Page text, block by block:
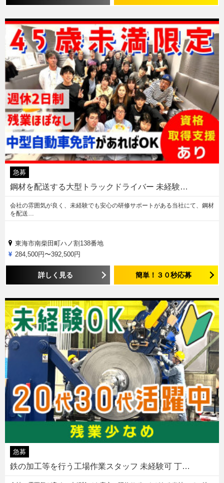
急募
鋼材を配送する大型トラックドライバー 未経験…
会社の雰囲気が良く、未経験でも安心の研修サポートがある当社にて、鋼材
を配送…
東海市南柴田町ハノ割138番地
284,500円〜392,500円
詳しく見る 簡単！３０秒応募
急募
鉄の加工等を行う工場作業スタッフ 未経験可 丁…